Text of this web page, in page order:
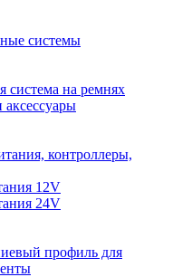
системы
система на ремнях
аксессуары
контроллеры,
12V
24V
профиль для